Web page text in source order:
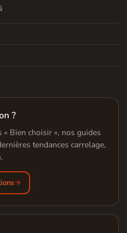
?
Bien choisir », nos guides
tendances carrelage,